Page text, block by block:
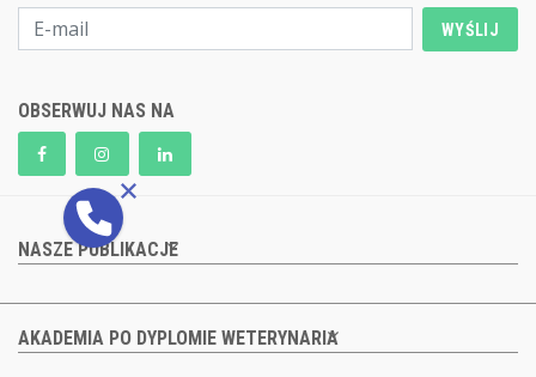
WYŚLIJ
OBSERWUJ NAS NA
NASZE PUBLIKACJE
AKADEMIA PO DYPLOMIE WETERYNARIA